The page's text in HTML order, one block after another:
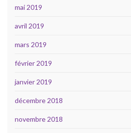
mai 2019
avril 2019
mars 2019
février 2019
janvier 2019
décembre 2018
novembre 2018